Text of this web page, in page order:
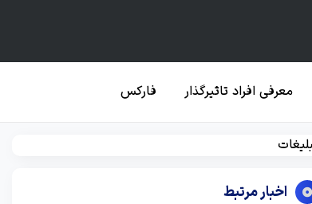
معرفی افراد تاثیرگذار فارکس
اخبار مرتبط